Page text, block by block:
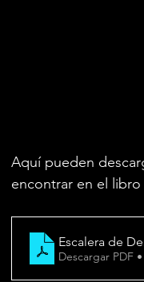
Aquí pueden
encontrar en el
Escalera de
Descargar PDF